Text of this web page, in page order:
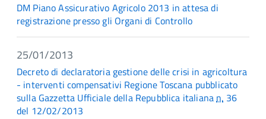
DM Piano Assicurativo Agricolo 2013 in attesa di
registrazione presso gli Organi di Controllo
25/01/2013
Decreto di declaratoria gestione delle crisi in agricoltura
- interventi compensativi Regione Toscana pubblicato
sulla Gazzetta Ufficiale della Repubblica italianan. 36
del 12/02/2013